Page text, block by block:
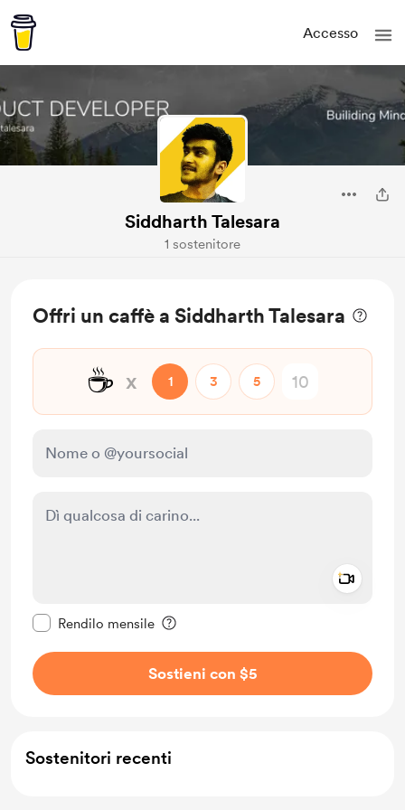
Accesso
Siddharth Talesara
1 sostenitore
Offri un caffè a Siddharth Talesara
☕ x 1 3 5
Rendilo mensile
Sostieni con $5
Sostenitori recenti